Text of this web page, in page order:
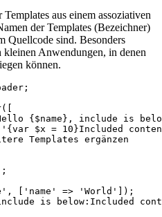
aus einem assoziativen
der Templates (Bezeichner)
Quellcode sind. Besonders
Anwendungen, in denen
können.
['name' => 'World']);